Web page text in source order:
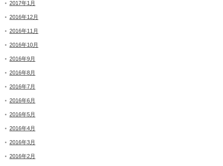
2017年1月
2016年12月
2016年11月
2016年10月
2016年9月
2016年8月
2016年7月
2016年6月
2016年5月
2016年4月
2016年3月
2016年2月